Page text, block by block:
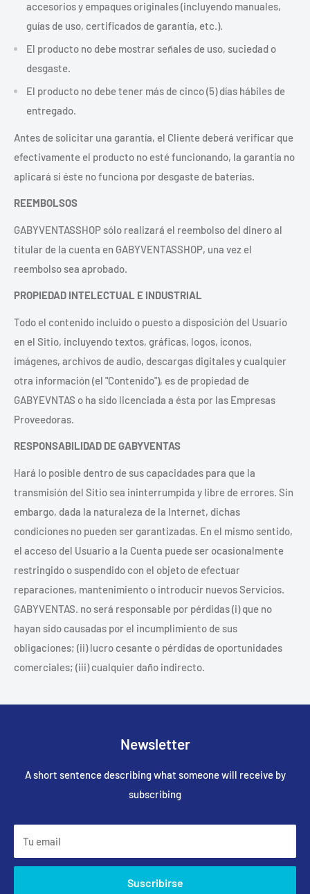
accesorios y empaques originales (incluyendo manuales,
guías de uso, certificados de garantía, etc.).
El producto no debe mostrar señales de uso, suciedad o
desgaste.
El producto no debe tener más de cinco (5) días hábiles de
entregado.
Antes de solicitar una garantía, el Cliente deberá verificar que
efectivamente el producto no esté funcionando, la garantía no
aplicará si éste no funciona por desgaste de baterías.
REEMBOLSOS
GABYVENTASSHOP sólo realizará el reembolso del dinero al
titular de la cuenta en GABYVENTASSHOP, una vez el
reembolso sea aprobado.
PROPIEDAD INTELECTUAL E INDUSTRIAL
Todo el contenido incluido o puesto a disposición del Usuario
en el Sitio, incluyendo textos, gráficas, logos, íconos,
imágenes, archivos de audio, descargas digitales y cualquier
otra información (el "Contenido"), es de propiedad de
GABYEVNTAS o ha sido licenciada a ésta por las Empresas
Proveedoras.
RESPONSABILIDAD DE GABYVENTAS
Hará lo posible dentro de sus capacidades para que la
transmisión del Sitio sea ininterrumpida y libre de errores. Sin
embargo, dada la naturaleza de la Internet, dichas
condiciones no pueden ser garantizadas. En el mismo sentido,
el acceso del Usuario a la Cuenta puede ser ocasionalmente
restringido o suspendido con el objeto de efectuar
reparaciones, mantenimiento o introducir nuevos Servicios.
GABYVENTAS. no será responsable por pérdidas (i) que no
hayan sido causadas por el incumplimiento de sus
obligaciones; (ii) lucro cesante o pérdidas de oportunidades
comerciales; (iii) cualquier daño indirecto.
Newsletter
A short sentence describing what someone will receive by
subscribing
Tu email
Suscribirse